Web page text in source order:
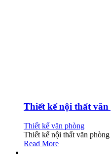
Thiết kế nội thất văn
Thiết kế văn phòng
Thiết kế nội thất văn phòng
Read More